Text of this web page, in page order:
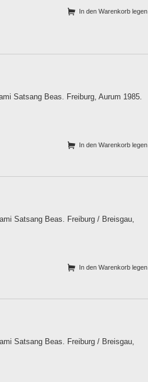
In den Warenkorb legen
Satsang Beas. Freiburg, Aurum 1985.
In den Warenkorb legen
Satsang Beas. Freiburg / Breisgau,
In den Warenkorb legen
Satsang Beas. Freiburg / Breisgau,